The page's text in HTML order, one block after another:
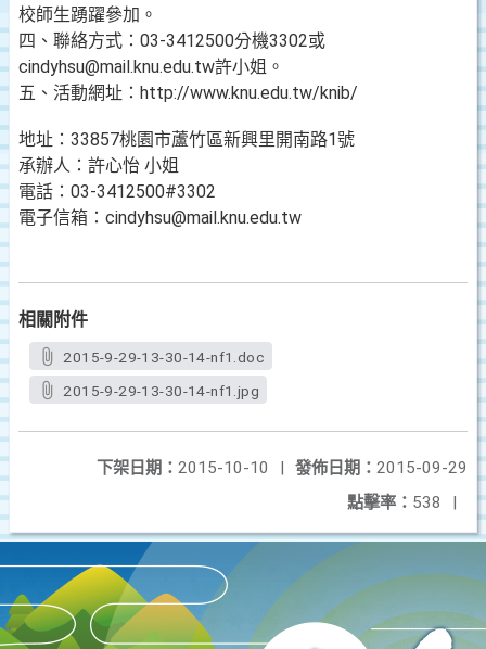
校師生踴躍參加。
四、聯絡方式：03-3412500分機3302或
cindyhsu@mail.knu.edu.tw許小姐。
五、活動網址：http://www.knu.edu.tw/knib/
地址：33857桃園市蘆竹區新興里開南路1號
承辦人：許心怡 小姐
電話：03-3412500#3302
電子信箱：cindyhsu@mail.knu.edu.tw
相關附件
2015-9-29-13-30-14-nf1.doc
2015-9-29-13-30-14-nf1.jpg
發佈日期： 2015-09-29
下架日期： 2015-10-10
|
點擊率： 538 |